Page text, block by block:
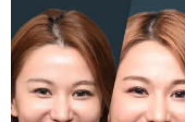
補骨粉後飲
補骨粉後飲食跟術